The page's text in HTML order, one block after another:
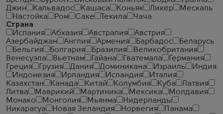
Джин
Кальвадос Кашаса Коньяк Ликер
Мескаль
Настойка
Ром Саке Текила
Чача
Страна
Испания
Абхазия Австралия
Австрия
Азербайджан
Англия Армения Барбадос
Беларусь
Бельгия
Болгария Бразилия
Великобритания
Венесуэла
Вьетнам Гайана Гватемала
Германия
Греция
Грузия Дания Доминикана Израиль
Индия
Индонезия
Ирландия Исландия
Италия
Казахстан
Канада Китай Колумбия Куба
Латвия
Литва
Маврикий Мартиника Мексика
Молдавия
Монако
Монголия Мьянма
Нидерланды
Никарагуа
Новая Зеландия Норвегия
Панама